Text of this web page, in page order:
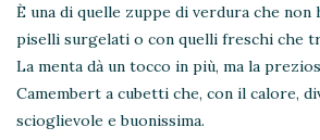
È una di quelle zuppe di verdura che non
piselli surgelati o con quelli freschi che
La menta dà un tocco in più, ma la
Camembert a cubetti che, con il calore,
scioglievole e buonissima.